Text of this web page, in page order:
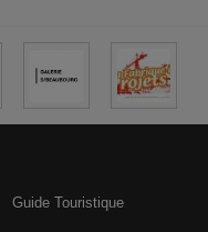
Guide Touristique